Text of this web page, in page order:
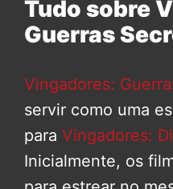
Tudo sobre
Guerras
Vingadores:
servir como uma
para Vingadores:
Inicialmente, os